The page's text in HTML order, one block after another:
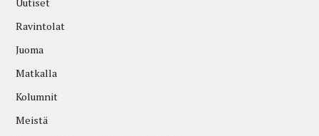
Ravintolat
Juoma
Matkalla
Kolumnit
Meistä